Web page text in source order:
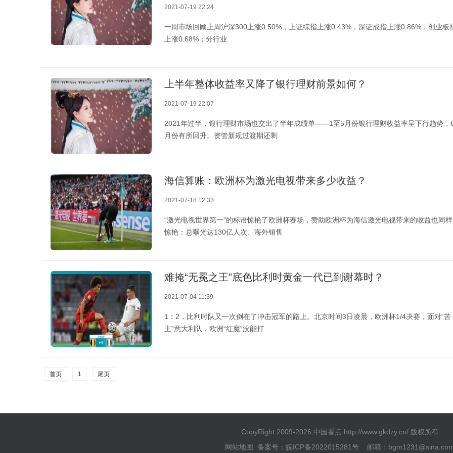
2021-07-19 22:24
一周市场回顾上周沪深300上涨0.50%，上证综指上涨0.43%，深证成指上涨0.86%，创业板
上涨0.68%；分行业
上半年整体收益率又降了银行理财前景如何？
2021-07-19 22:07
2021年过半，银行理财市场也交出了半年成绩单——1至5月份银行理财收益率呈下行趋势，
月份有所回升。资管新规过渡期还剩
海信算账：欧洲杯为激光电视带来多少收益？
2021-07-18 12:33
“激光电视世界第一”的标语惊艳了欧洲杯赛场，赞助欧洲杯为海信激光电视带来的收益也同样
惊艳：总曝光达130亿人次、海外销售
难掩“无冕之王”底色比利时黄金一代已到谢幕时？
2021-07-04 11:39
1：2，比利时队又一次倒在了冲击冠军的路上。北京时间3日凌晨，欧洲杯1/4决赛，面对“苦
主”意大利队，欧洲“红魔”没能打
首页 1 尾页
CopyRight 2009-2026 中国看点 http://www.gkdzy.cn/ 版权所有
网站地图
备案号：皖ICP备2022015281号 邮箱：